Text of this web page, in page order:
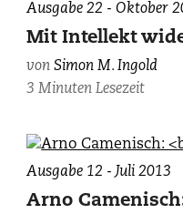
Ausgabe 22 - Oktober
Mit Intellekt
vonSimon M. Ingold
3 Minuten Lesezeit
Ausgabe 12 - Juli 2013
Arno